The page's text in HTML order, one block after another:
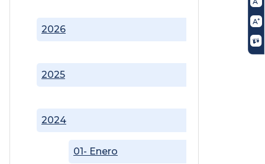
2024
01- Enero
2025
2026